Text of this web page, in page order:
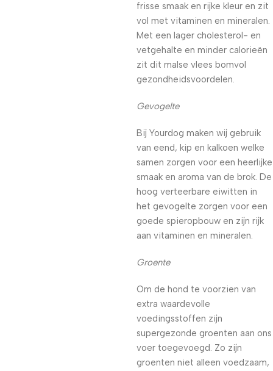
frisse smaak en rijke kleur en zit
vol met vitaminen en mineralen.
Met een lager cholesterol- en
vetgehalte en minder calorieën
zit dit malse vlees bomvol
gezondheidsvoordelen.
Gevogelte
Bij Yourdog maken wij gebruik
van eend, kip en kalkoen welke
samen zorgen voor een heerlijke
smaak en aroma van de brok. De
hoog verteerbare eiwitten in
het gevogelte zorgen voor een
goede spieropbouw en zijn rijk
aan vitaminen en mineralen.
Groente
Om de hond te voorzien van
extra waardevolle
voedingsstoffen zijn
supergezonde groenten aan ons
voer toegevoegd. Zo zijn
groenten niet alleen voedzaam,